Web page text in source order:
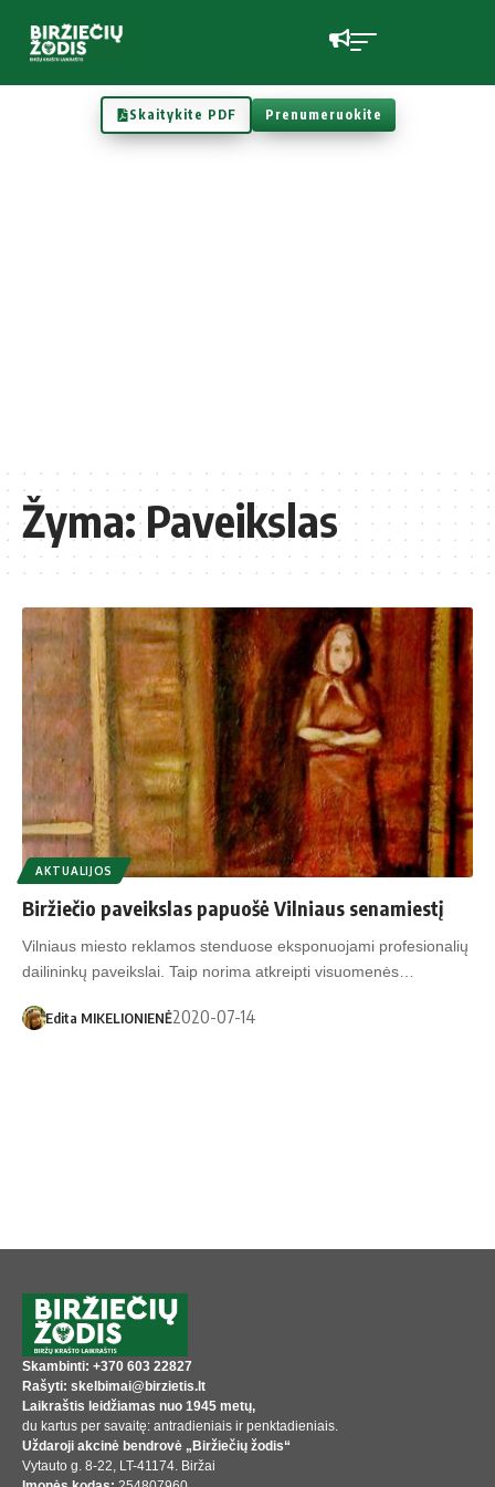
Skaitykite PDF Prenumeruokite
Žyma:Paveikslas
AKTUALIJOS
Biržiečio paveikslas papuošė Vilniaus senamiestį
Vilniaus miesto reklamos stenduose eksponuojami profesionalių
dailininkų paveikslai. Taip norima atkreipti visuomenės…
Edita MIKELIONIENĖ2020-07-14
Skambinti: +370 603 22827
Rašyti: skelbimai@birzietis.lt
Laikraštis leidžiamas nuo 1945 metų,
du kartus per savaitę: antradieniais ir penktadieniais.
Uždaroji akcinė bendrovė „Biržiečių žodis“
Vytauto g. 8-22, LT-41174. Biržai